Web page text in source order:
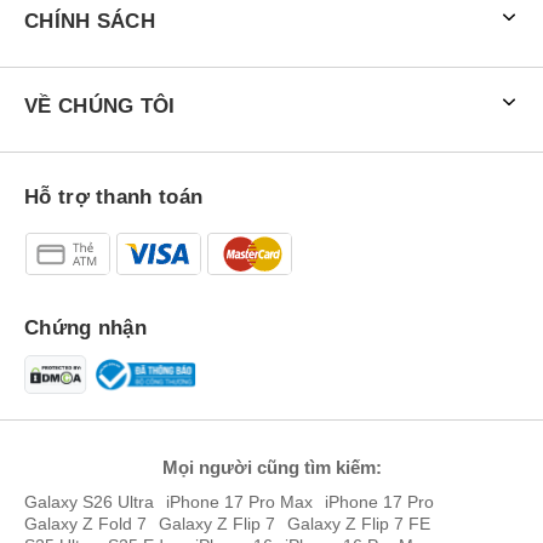
Các tùy chọn màu của Huawei Watch Fit 5 tiêu chuẩn
Thiết kế cao cấp, màn hình sáng hơn
Huawei Watch Fit 5 series tiếp tục kế thừa ngôn ngữ thiết kế đặc
tuy nhiên đã được tinh chỉnh theo hướng hiện đại, sang trọng và
thực dụng hơn.
CHÍNH SÁCH
VỀ CHÚNG TÔI
Hỗ trợ thanh toán
Chứng nhận
Mọi người cũng tìm kiếm:
Galaxy S26 Ultra iPhone 17 Pro Max
iPhone 17 Pro
Galaxy Z Fold 7
Galaxy Z Flip 7
Galaxy Z Flip 7 FE